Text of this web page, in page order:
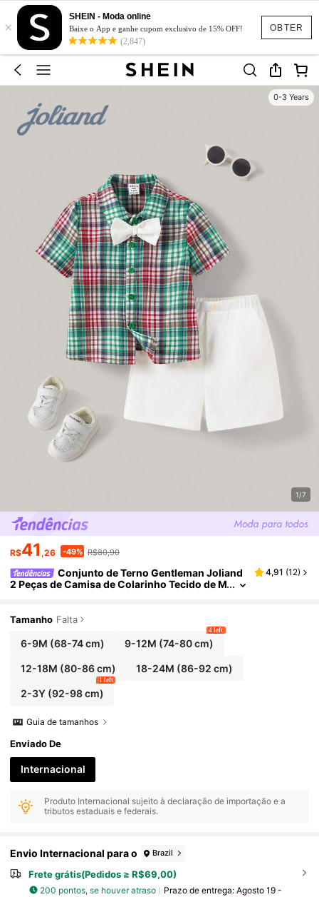
OBTER
×
SHEIN - Moda online
Baixe o App e ganhe cupom exclusivo de 15% OFF!
(2,847)
0-3 Years
1/7
R$41 ,26 -49% R$80,90
Conjunto de Terno Gentleman Joliand
2 Peças de Camisa de Colarinho Tecido de M
o, Adequado para Uso Casual Diário, Passeios, F
4,91 (12)
Tamanho Falta
6-9M (68-74 cm) 9-12M (74-80 cm)
4 left
12-18M (80-86 cm) 18-24M (86-92 cm)
2-3Y(92-98 cm)
1 left
Guia de tamanhos
Enviado De
Internacional
Produto Internacional sujeito à declaração de importação e a
tributos estaduais e federais.
Envio Internacional para o Brazil
Frete grátis(Pedidos ≥ R$69,00)
200 pontos, se houver atraso Prazo de entrega: Agosto 19 -